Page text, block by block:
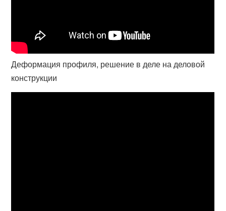
Деформация профиля, решение в деле на деловой
конструкции